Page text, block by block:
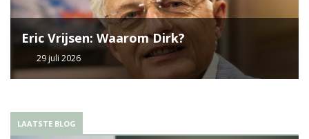
Eric Vrijsen: Waarom Dirk?
29 juli 2026
LAATSTE BLOG